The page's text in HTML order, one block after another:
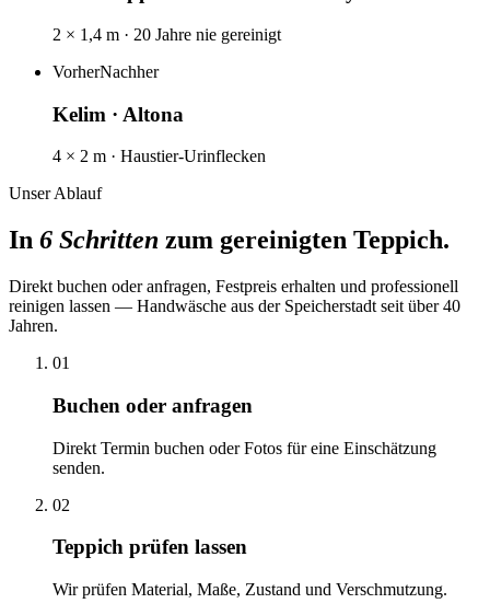
2 × 1,4 m · 20 Jahre nie gereinigt
VorherNachher
Kelim · Altona
4 × 2 m · Haustier-Urinflecken
Unser Ablauf
In 6 Schritten zum gereinigten Teppich.
Direkt buchen oder anfragen, Festpreis erhalten und professionell
reinigen lassen — Handwäsche aus der Speicherstadt seit über 40
Jahren.
01
Buchen oder anfragen
Direkt Termin buchen oder Fotos für eine Einschätzung
senden.
02
Teppich prüfen lassen
Wir prüfen Material, Maße, Zustand und Verschmutzung.